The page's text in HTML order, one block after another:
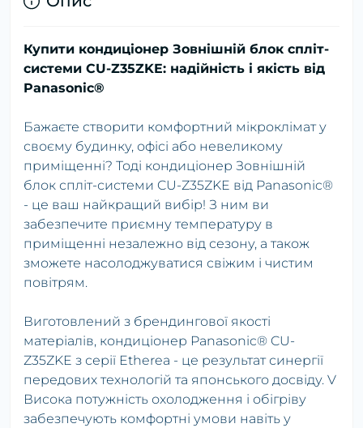
Купити кондиціонер Зовнішній блок спліт-
системи CU-Z35ZKE: надійність і якість від
Panasonic®
Бажаєте створити комфортний мікроклімат у
своєму будинку, офісі або невеликому
приміщенні? Тоді кондиціонер Зовнішній
блок спліт-системи CU-Z35ZKE від Panasonic®
- це ваш найкращий вибір! З ним ви
забезпечите приємну температуру в
приміщенні незалежно від сезону, а також
зможете насолоджуватися свіжим і чистим
повітрям.
Виготовлений з брендингової якості
матеріалів, кондиціонер Panasonic® CU-
Z35ZKE з серії Etherea - це результат синергії
передових технологій та японського досвіду. V
Висока потужність охолодження і обігріву
забезпечують комфортні умови навіть у